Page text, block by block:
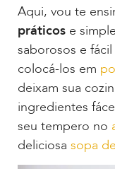
Aqui, vou te
práticos e
saborosos e
colocá-los em
deixam sua
ingredientes
seu tempero no
deliciosa sopa